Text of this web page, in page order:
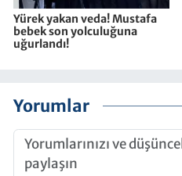
Yürek yakan veda! Mustafa
bebek son yolculuğuna
uğurlandı!
Yorumlar